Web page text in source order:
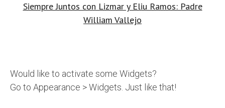
navigation
Siempre Juntos con Lizmar y Eliu Ramos: Padre
William Vallejo
Would like to activate some Widgets?
Go to Appearance > Widgets. Just like that!